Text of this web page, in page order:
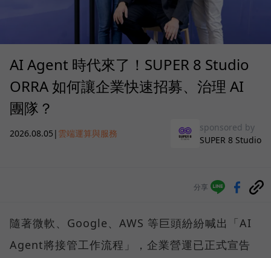
AI Agent 時代來了！SUPER 8 Studio
ORRA 如何讓企業快速招募、治理 AI
團隊？
2026.08.05 | 雲端運算與服務
sponsored by
SUPER 8 Studio
分享
隨著微軟、Google、AWS 等巨頭紛紛喊出「AI
Agent將接管工作流程」，企業營運已正式宣告